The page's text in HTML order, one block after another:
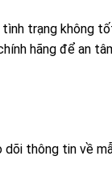
trạng không
hãng để an
thông tin về